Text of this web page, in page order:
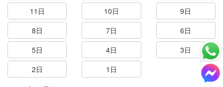
11日
10日
9日
8日
7日
6日
5日
4日
3日
2日
1日